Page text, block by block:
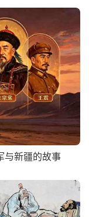
与新疆的故事